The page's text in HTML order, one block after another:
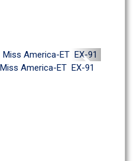
America-ET  EX-91
Next